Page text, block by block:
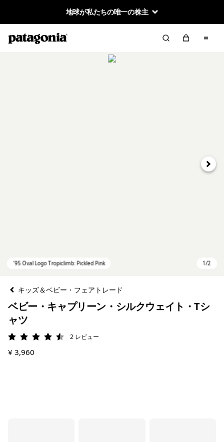
地球が私たちの唯一の株主
次へ
キッズ＆ベビー・フェアトレード
ベビー・キャプリーン・シルクウェイト・Tシ
ャツ
評価: 4.5 / 5
2 レビュー
¥ 3,960